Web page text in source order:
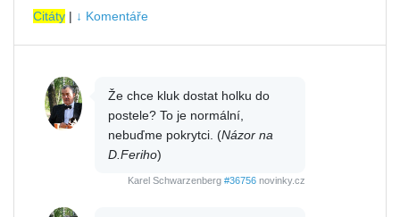
Citáty | ↓ Komentáře
Že chce kluk dostat holku do
postele? To je normální,
nebuďme pokrytci. (Názor na
D.Feriho)
Karel Schwarzenberg #36756 novinky.cz